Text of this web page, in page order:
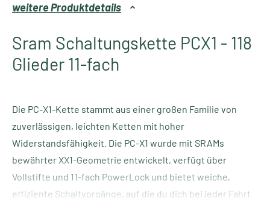
weitere Produktdetails
Sram Schaltungskette PCX1 - 118
Glieder 11-fach
Die PC-X1-Kette stammt aus einer großen Familie von
zuverlässigen, leichten Ketten mit hoher
Widerstandsfähigkeit. Die PC-X1 wurde mit SRAMs
bewährter XX1-Geometrie entwickelt, verfügt über
Vollstifte und 11-fach PowerLock und bietet weiche,
effiziente Schaltvorgänge, auf die du dich bei jeder Fahrt